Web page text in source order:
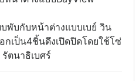
พับกับหน้าต่างแบบเบย์ วิน
เป็น4ชิ้นดึงเปิดปิดโดยใช้โซ่
ตนาธิเบศร์